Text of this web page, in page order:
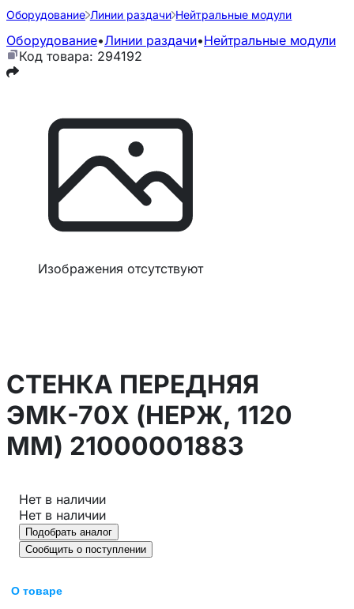
Оборудование Линии раздачи Нейтральные модули
Оборудование•Линии раздачи•Нейтральные модули
Код товара: 294192
Изображения отсутствуют
СТЕНКА ПЕРЕДНЯЯ
ЭМК-70Х (НЕРЖ, 1120
ММ) 21000001883
Нет в наличии
Нет в наличии
Подобрать аналог
Сообщить о поступлении
О товаре